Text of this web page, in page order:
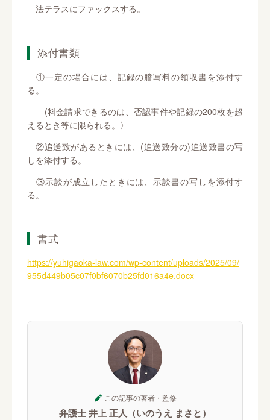
法テラスにファックスする。
添付書類
①一定の場合には、記録の謄写料の領収書を添付す
る。
(料金請求できるのは、否認事件や記録の200枚を超
えるとき等に限られる。〉
②追送致があるときには、(追送致分の)追送致書の写
しを添付する。
③示談が成立したときには、示談書の写しを添付す
る。
書式
https://yuhigaoka-law.com/wp-content/uploads/2025/09/
955d449b05c07f0bf6070b25fd016a4e.docx
この記事の著者・監修
弁護士 井上 正人（いのうえ まさと）